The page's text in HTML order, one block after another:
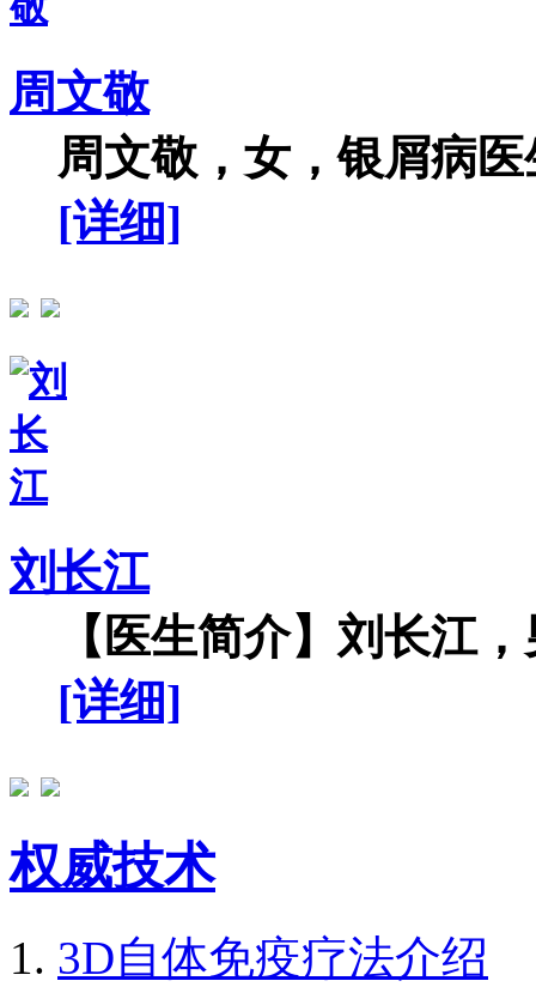
周文敬
周文敬，女，银屑病
[详细]
刘长江
【医生简介】刘长江
[详细]
权威技术
3D自体免疫疗法介绍